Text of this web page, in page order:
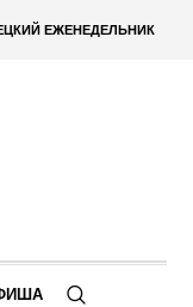
ЕЖЕНЕДЕЛЬНИК